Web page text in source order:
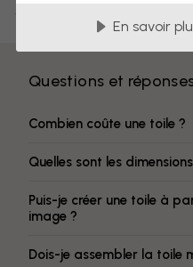
Questions et
Combien coûte une toile ?
Quelles sont les
Puis-je créer une toile à
image ?
Dois-je assembler la toile
En savoir